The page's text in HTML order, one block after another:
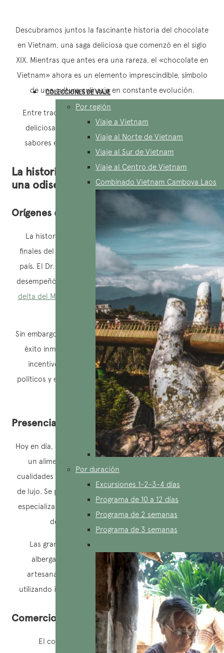
COLECCIONES DE VIAJE
Por región
Viaje a Vietnam
Viaje al Norte de Vietnam
Viaje al Sur de Vietnam
Viaje al Centro de Vietnam
Combinado Vietnam Camboya Laos
Por duración
Excursiones 1-2-3-4 días
Programa de 10 a 12 días
Programa de 2 semanas
Programa de 3 semanas
Descubramos juntos la fascinante historia del chocolate
en Vietnam, una saga deliciosa que comenzó en el siglo
XIX. Mientras que antes era una rareza, el «chocolate en
Vietnam» ahora es un elemento imprescindible, símbolo
de una cultura culinaria en constante evolución.
Entre tradiciones antiguas y nuevas tendencias, esta
deliciosa odisea nos invita a explorar un mundo de
sabores exquisitos, donde cada degustación es una
experiencia única.
La historia del chocolate en Vietnam:
una odisea gourmet
Orígenes del chocolate en Vietnam
La historia del chocolate en Vietnam se remonta a
finales del siglo XIX, cuando se introdujo el cacao en el
país. El Dr. Alexandre Yersin, discípulo de Louis Pasteur,
desempeñó un papel crucial al plantar cacaoteros en el
delta del Mekong
, aprovechando el clima propicio de la
región.
Sin embargo, la explotación comercial del cacao no tuvo
éxito inmediato, especialmente debido a la falta de
incentivos para los productores y a los conflictos
políticos y económicos que obstaculizaron el desarrollo
de la industria.
Presencia del chocolate en Vietnam
Hoy en día, el chocolate en Vietnam se ha convertido en
un alimento apreciado en Vietnam, tanto por sus
cualidades gustativas como por su estatus de producto
de lujo. Se pueden encontrar chocolaterías y boutiques
especializadas en todo el país, ofreciendo una variedad
de chocolates locales e importados.
Las grandes ciudades como
albergan un número creciente de chocolateros
artesanales, que crean chocolates de alta calidad
utilizando ingredientes locales y técnicas tradicionales.
Comercio de chocolate en Vietnam
El comercio del chocolate en Vietnam está